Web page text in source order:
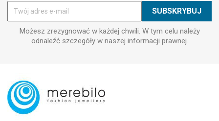
Możesz zrezygnować w każdej chwili. W tym celu należy
odnaleźć szczegóły w naszej informacji prawnej.